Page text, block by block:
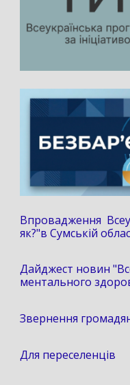
Впровадження
як?"в Сумській
Дайджест новин
ментального
Звернення
Для переселенців